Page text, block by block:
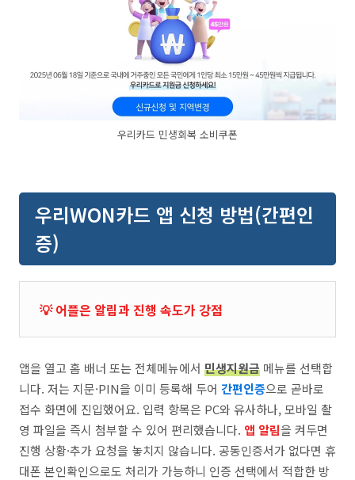
우리카드 민생회복 소비쿠폰
우리WON카드 앱 신청 방법(간편인
증)
💡 어플은 알림과 진행 속도가 강점
앱을 열고 홈 배너 또는 전체메뉴에서 민생지원금 메뉴를 선택합
니다. 저는 지문·PIN을 이미 등록해 두어 간편인증으로 곧바로
접수 화면에 진입했어요. 입력 항목은 PC와 유사하나, 모바일 촬
영 파일을 즉시 첨부할 수 있어 편리했습니다. 앱 알림을 켜두면
진행 상황·추가 요청을 놓치지 않습니다. 공동인증서가 없다면 휴
대폰 본인확인으로도 처리가 가능하니 인증 선택에서 적합한 방